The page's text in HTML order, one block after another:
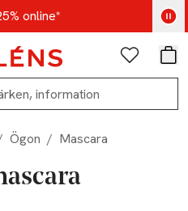
online*
- Shoppa nu
Favoriter
Ögon / Mascara